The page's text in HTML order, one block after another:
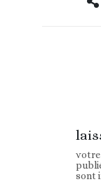
votre
sont